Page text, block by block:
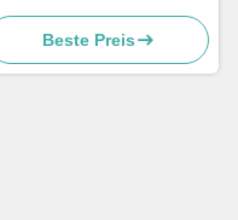
Ressourcen sparen hohe
Außenleistung
Beste Preis